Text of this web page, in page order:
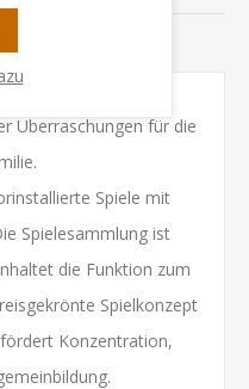
SIE UNS
Überraschungen für die
Spiele mit
Spielesammlung ist
die Funktion zum
Spielkonzept
Konzentration,